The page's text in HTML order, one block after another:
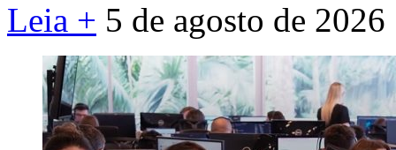
Leia + 5 de agosto de 2026